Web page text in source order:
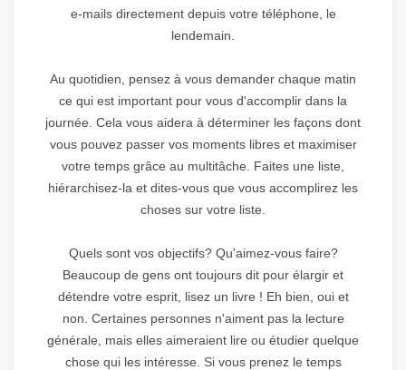
e-mails directement depuis votre téléphone, le
lendemain.
Au quotidien, pensez à vous demander chaque matin
ce qui est important pour vous d'accomplir dans la
journée. Cela vous aidera à déterminer les façons dont
vous pouvez passer vos moments libres et maximiser
votre temps grâce au multitâche. Faites une liste,
hiérarchisez-la et dites-vous que vous accomplirez les
choses sur votre liste.
Quels sont vos objectifs? Qu'aimez-vous faire?
Beaucoup de gens ont toujours dit pour élargir et
détendre votre esprit, lisez un livre ! Eh bien, oui et
non. Certaines personnes n'aiment pas la lecture
générale, mais elles aimeraient lire ou étudier quelque
chose qui les intéresse. Si vous prenez le temps